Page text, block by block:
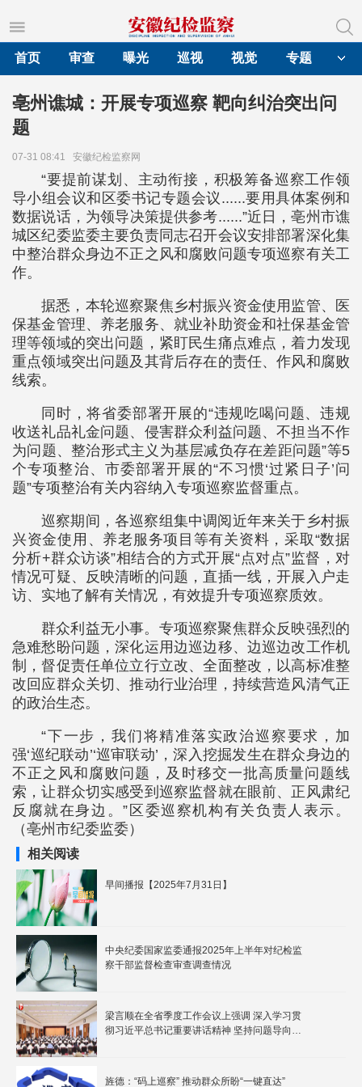
首页
审查 曝光 巡视 视觉 专题
亳州谯城：开展专项巡察 靶向纠治突出问
题
07-31 08:41 安徽纪检监察网
“要提前谋划、主动衔接，积极筹备巡察工作领
导小组会议和区委书记专题会议......要用具体案例和
数据说话，为领导决策提供参考......”近日，亳州市谯
城区纪委监委主要负责同志召开会议安排部署深化集
中整治群众身边不正之风和腐败问题专项巡察有关工
作。
据悉，本轮巡察聚焦乡村振兴资金使用监管、医
保基金管理、养老服务、就业补助资金和社保基金管
理等领域的突出问题，紧盯民生痛点难点，着力发现
重点领域突出问题及其背后存在的责任、作风和腐败
线索。
同时，将省委部署开展的“违规吃喝问题、违规
收送礼品礼金问题、侵害群众利益问题、不担当不作
为问题、整治形式主义为基层减负存在差距问题”等5
个专项整治、市委部署开展的“不习惯‘过紧日子’问
题”专项整治有关内容纳入专项巡察监督重点。
巡察期间，各巡察组集中调阅近年来关于乡村振
兴资金使用、养老服务项目等有关资料，采取“数据
分析+群众访谈”相结合的方式开展“点对点”监督，对
情况可疑、反映清晰的问题，直插一线，开展入户走
访、实地了解有关情况，有效提升专项巡察质效。
群众利益无小事。专项巡察聚焦群众反映强烈的
急难愁盼问题，深化运用边巡边移、边巡边改工作机
制，督促责任单位立行立改、全面整改，以高标准整
改回应群众关切、推动行业治理，持续营造风清气正
的政治生态。
“下一步，我们将精准落实政治巡察要求，加
强‘巡纪联动’‘巡审联动’，深入挖掘发生在群众身边的
不正之风和腐败问题，及时移交一批高质量问题线
索，让群众切实感受到巡察监督就在眼前、正风肃纪
反腐就在身边。”区委巡察机构有关负责人表示。
（亳州市纪委监委）
相关阅读
早间播报【2025年7月31日】
中央纪委国家监委通报2025年上半年对纪检监
察干部监督检查审查调查情况
梁言顺在全省季度工作会议上强调 深入学习贯
彻习近平总书记重要讲话精神 坚持问题导向以
旌德：“码上巡察” 推动群众所盼“一键直达”